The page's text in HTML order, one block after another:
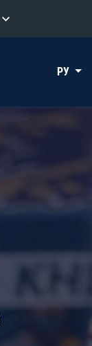
РУ